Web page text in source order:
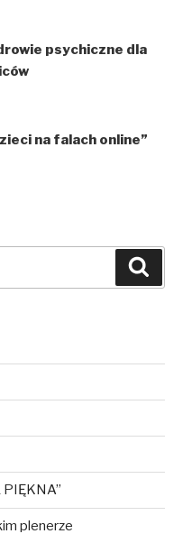
psychiczne dla
na falach online”
plenerze